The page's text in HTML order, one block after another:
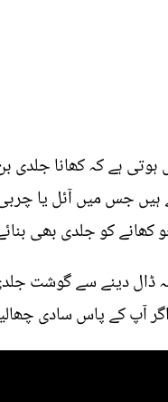
ہے کہ کھانا جلدی
ہیں جس میں آئل یا
کو جلدی بھی
دینے سے گوشت
آپ کے پاس سادی